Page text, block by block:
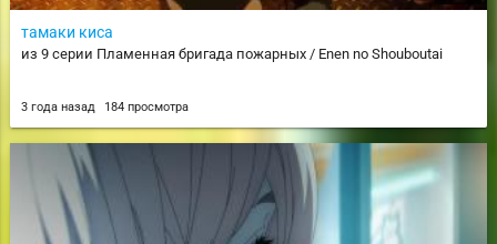
тамаки киса
из 9 серии Пламенная бригада пожарных / Enen no Shouboutai
3 года назад 184 просмотра